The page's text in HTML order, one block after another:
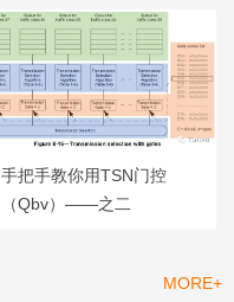
手把手教你用TSN门控
（Qbv）——之二
MORE+